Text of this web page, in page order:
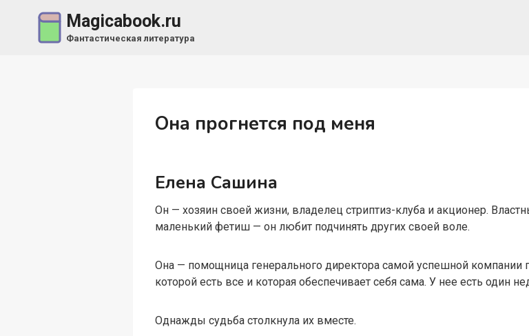
содержимому
Magicabook.ru
Фантастическая литература
Она прогнется под меня
Елена Сашина
Он — хозяин своей жизни, владелец стриптиз-клуба и акционер.
маленький фетиш — он любит подчинять других своей воле.
Она — помощница генерального директора самой успешной компании
которой есть все и которая обеспечивает себя сама. У нее есть один
Однажды судьба столкнула их вместе.